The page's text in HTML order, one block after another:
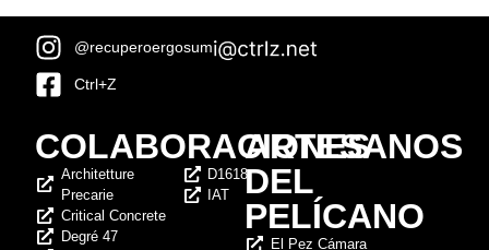
@recuperoergosum
Ctrl+Z
COLABORACIONES
Architetture
Precarie
Critical Concrete
Degré 47
D1618
IAT
ARTESANOS
DEL
PELÍCANO
El Pez Cámara